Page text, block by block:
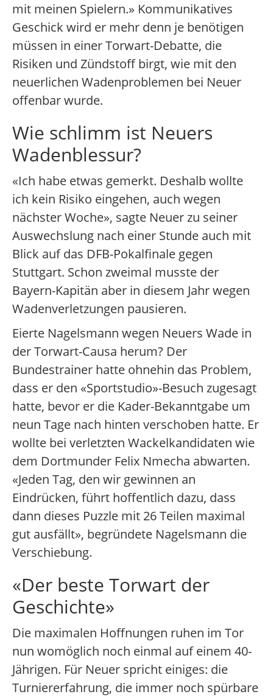
mit meinen Spielern.» Kommunikatives
Geschick wird er mehr denn je benötigen
müssen in einer Torwart-Debatte, die
Risiken und Zündstoff birgt, wie mit den
neuerlichen Wadenproblemen bei Neuer
offenbar wurde.
Wie schlimm ist Neuers
Wadenblessur?
«Ich habe etwas gemerkt. Deshalb wollte
ich kein Risiko eingehen, auch wegen
nächster Woche», sagte Neuer zu seiner
Auswechslung nach einer Stunde auch mit
Blick auf das DFB-Pokalfinale gegen
Stuttgart. Schon zweimal musste der
Bayern-Kapitän aber in diesem Jahr wegen
Wadenverletzungen pausieren.
Eierte Nagelsmann wegen Neuers Wade in
der Torwart-Causa herum? Der
Bundestrainer hatte ohnehin das Problem,
dass er den «Sportstudio»-Besuch zugesagt
hatte, bevor er die Kader-Bekanntgabe um
neun Tage nach hinten verschoben hatte. Er
wollte bei verletzten Wackelkandidaten wie
dem Dortmunder Felix Nmecha abwarten.
«Jeden Tag, den wir gewinnen an
Eindrücken, führt hoffentlich dazu, dass
dann dieses Puzzle mit 26 Teilen maximal
gut ausfällt», begründete Nagelsmann die
Verschiebung.
«Der beste Torwart der
Geschichte»
Die maximalen Hoffnungen ruhen im Tor
nun womöglich noch einmal auf einem 40-
Jährigen. Für Neuer spricht einiges: die
Turniererfahrung, die immer noch spürbare